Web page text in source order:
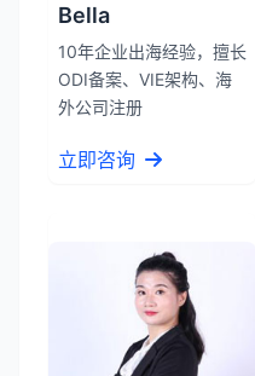
Bella
10年企业出海经验，擅长
ODI备案、VIE架构、海
外公司注册
立即咨询